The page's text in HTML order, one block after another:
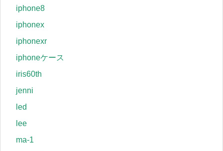
iphone8
iphonex
iphonexr
iphoneケース
iris60th
jenni
led
lee
ma-1